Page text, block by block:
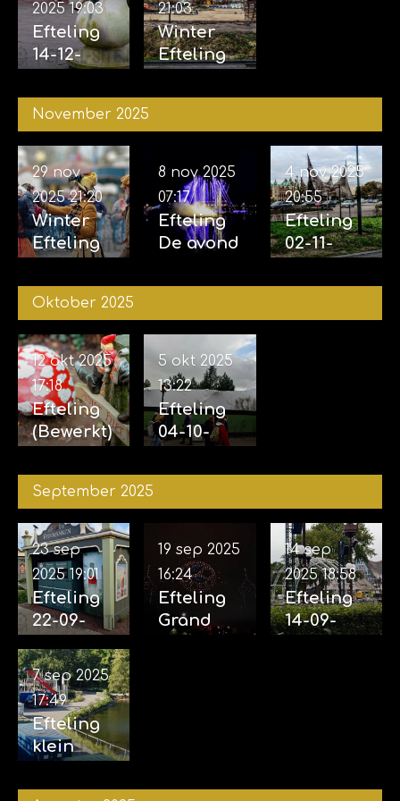
Efteling
14-12-
2025 19:03
Winter
Efteling
2025
21:03
November 2025
Winter
Efteling
2025
29 nov
2025 21:20
Efteling
De avond
vijf
07-11-2025
8 nov 2025
07:17
Efteling
02-11-
04-11-
4 nov 2025
20:55
Oktober 2025
Efteling
(Bewerkt)
2025
12 okt 2025
17:18
Efteling
04-10-
5 okt 2025
13:22
September 2025
Efteling
22-09-
(incl.
Aankondi
ging
familiem
usical
23 sep
2025 19:01
Efteling
Grand
19 sep 2025
16:24
Efteling
14-09-
14 sep
2025 18:58
Efteling
klein
09-2025
7 sep 2025
17:49